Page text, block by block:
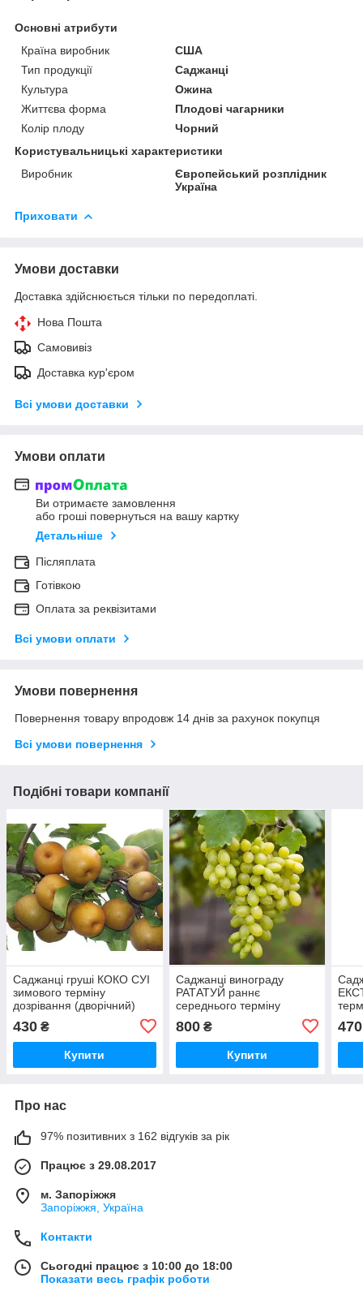
Основні атрибути
Країна виробник
США
Тип продукції
Саджанці
Культура
Ожина
Життєва форма
Плодові чагарники
Колір плоду
Чорний
Користувальницькі характеристики
Виробник
Європейський розплідник
Україна
Приховати
Умови доставки
Доставка здійснюється тільки по передоплаті.
Нова Пошта
Самовивіз
Доставка кур'єром
Всі умови доставки
Умови оплати
Ви отримаєте замовлення
або гроші повернуться на вашу картку
Детальніше
Післяплата
Готівкою
Оплата за реквізитами
Всі умови оплати
Умови повернення
Повернення товару впродовж 14 днів за рахунок покупця
Всі умови повернення
Подібні товари компанії
Саджанці груші КОКО СУІ
зимового терміну
дозрівання (дворічний)
430 ₴
Купити
Саджанці винограду
РАТАТУЙ раннє
середнього терміну
800₴
Купити
470
Про нас
97% позитивних з 162 відгуків за рік
Працює з 29.08.2017
м. Запоріжжя
Запоріжжя, Україна
Контакти
Сьогодні працює з 10:00 до 18:00
Показати весь графік роботи